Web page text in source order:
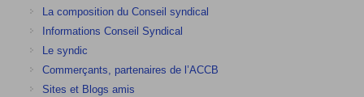
La composition du Conseil syndical
Informations Conseil Syndical
Le syndic
Commerçants, partenaires de l’ACCB
Sites et Blogs amis